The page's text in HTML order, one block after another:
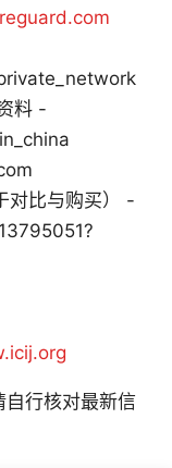
料 -
对比与购买） -
自行核对最新信